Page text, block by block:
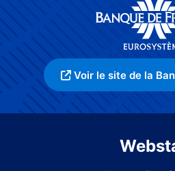
Voir le site de la